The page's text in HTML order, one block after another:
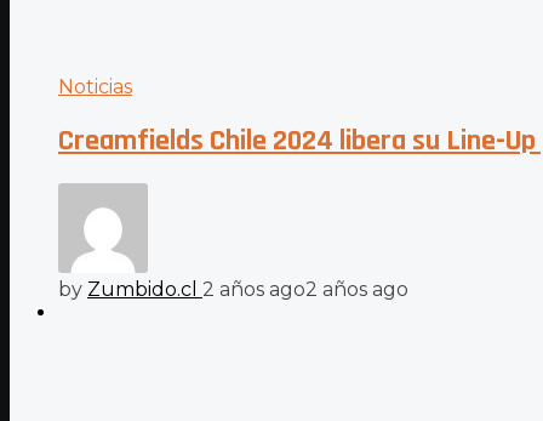
Noticias
Creamfields Chile 2024 libera su Line-
by Zumbido.cl 2 años ago2 años ago